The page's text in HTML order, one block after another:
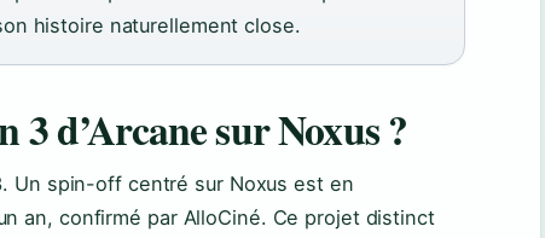
histoire naturellement close.
3 d’Arcane sur Noxus ?
Un spin-off centré sur Noxus est en
an, confirmé par AlloCiné. Ce projet distinct